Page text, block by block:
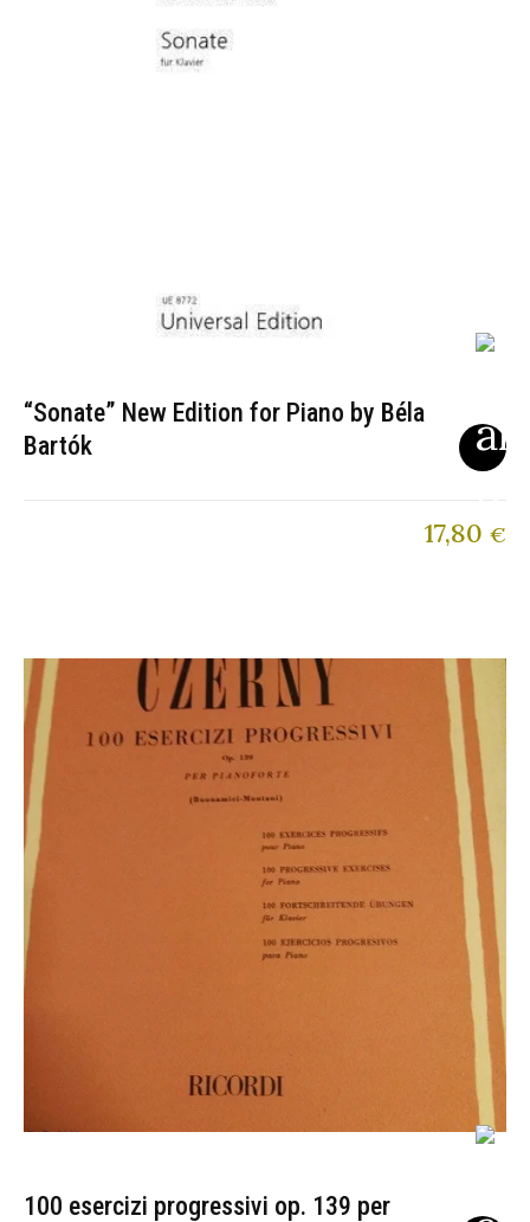
“Sonate” New Edition for Piano by Béla
Bartók
17,80 €
100 esercizi progressivi op. 139 per